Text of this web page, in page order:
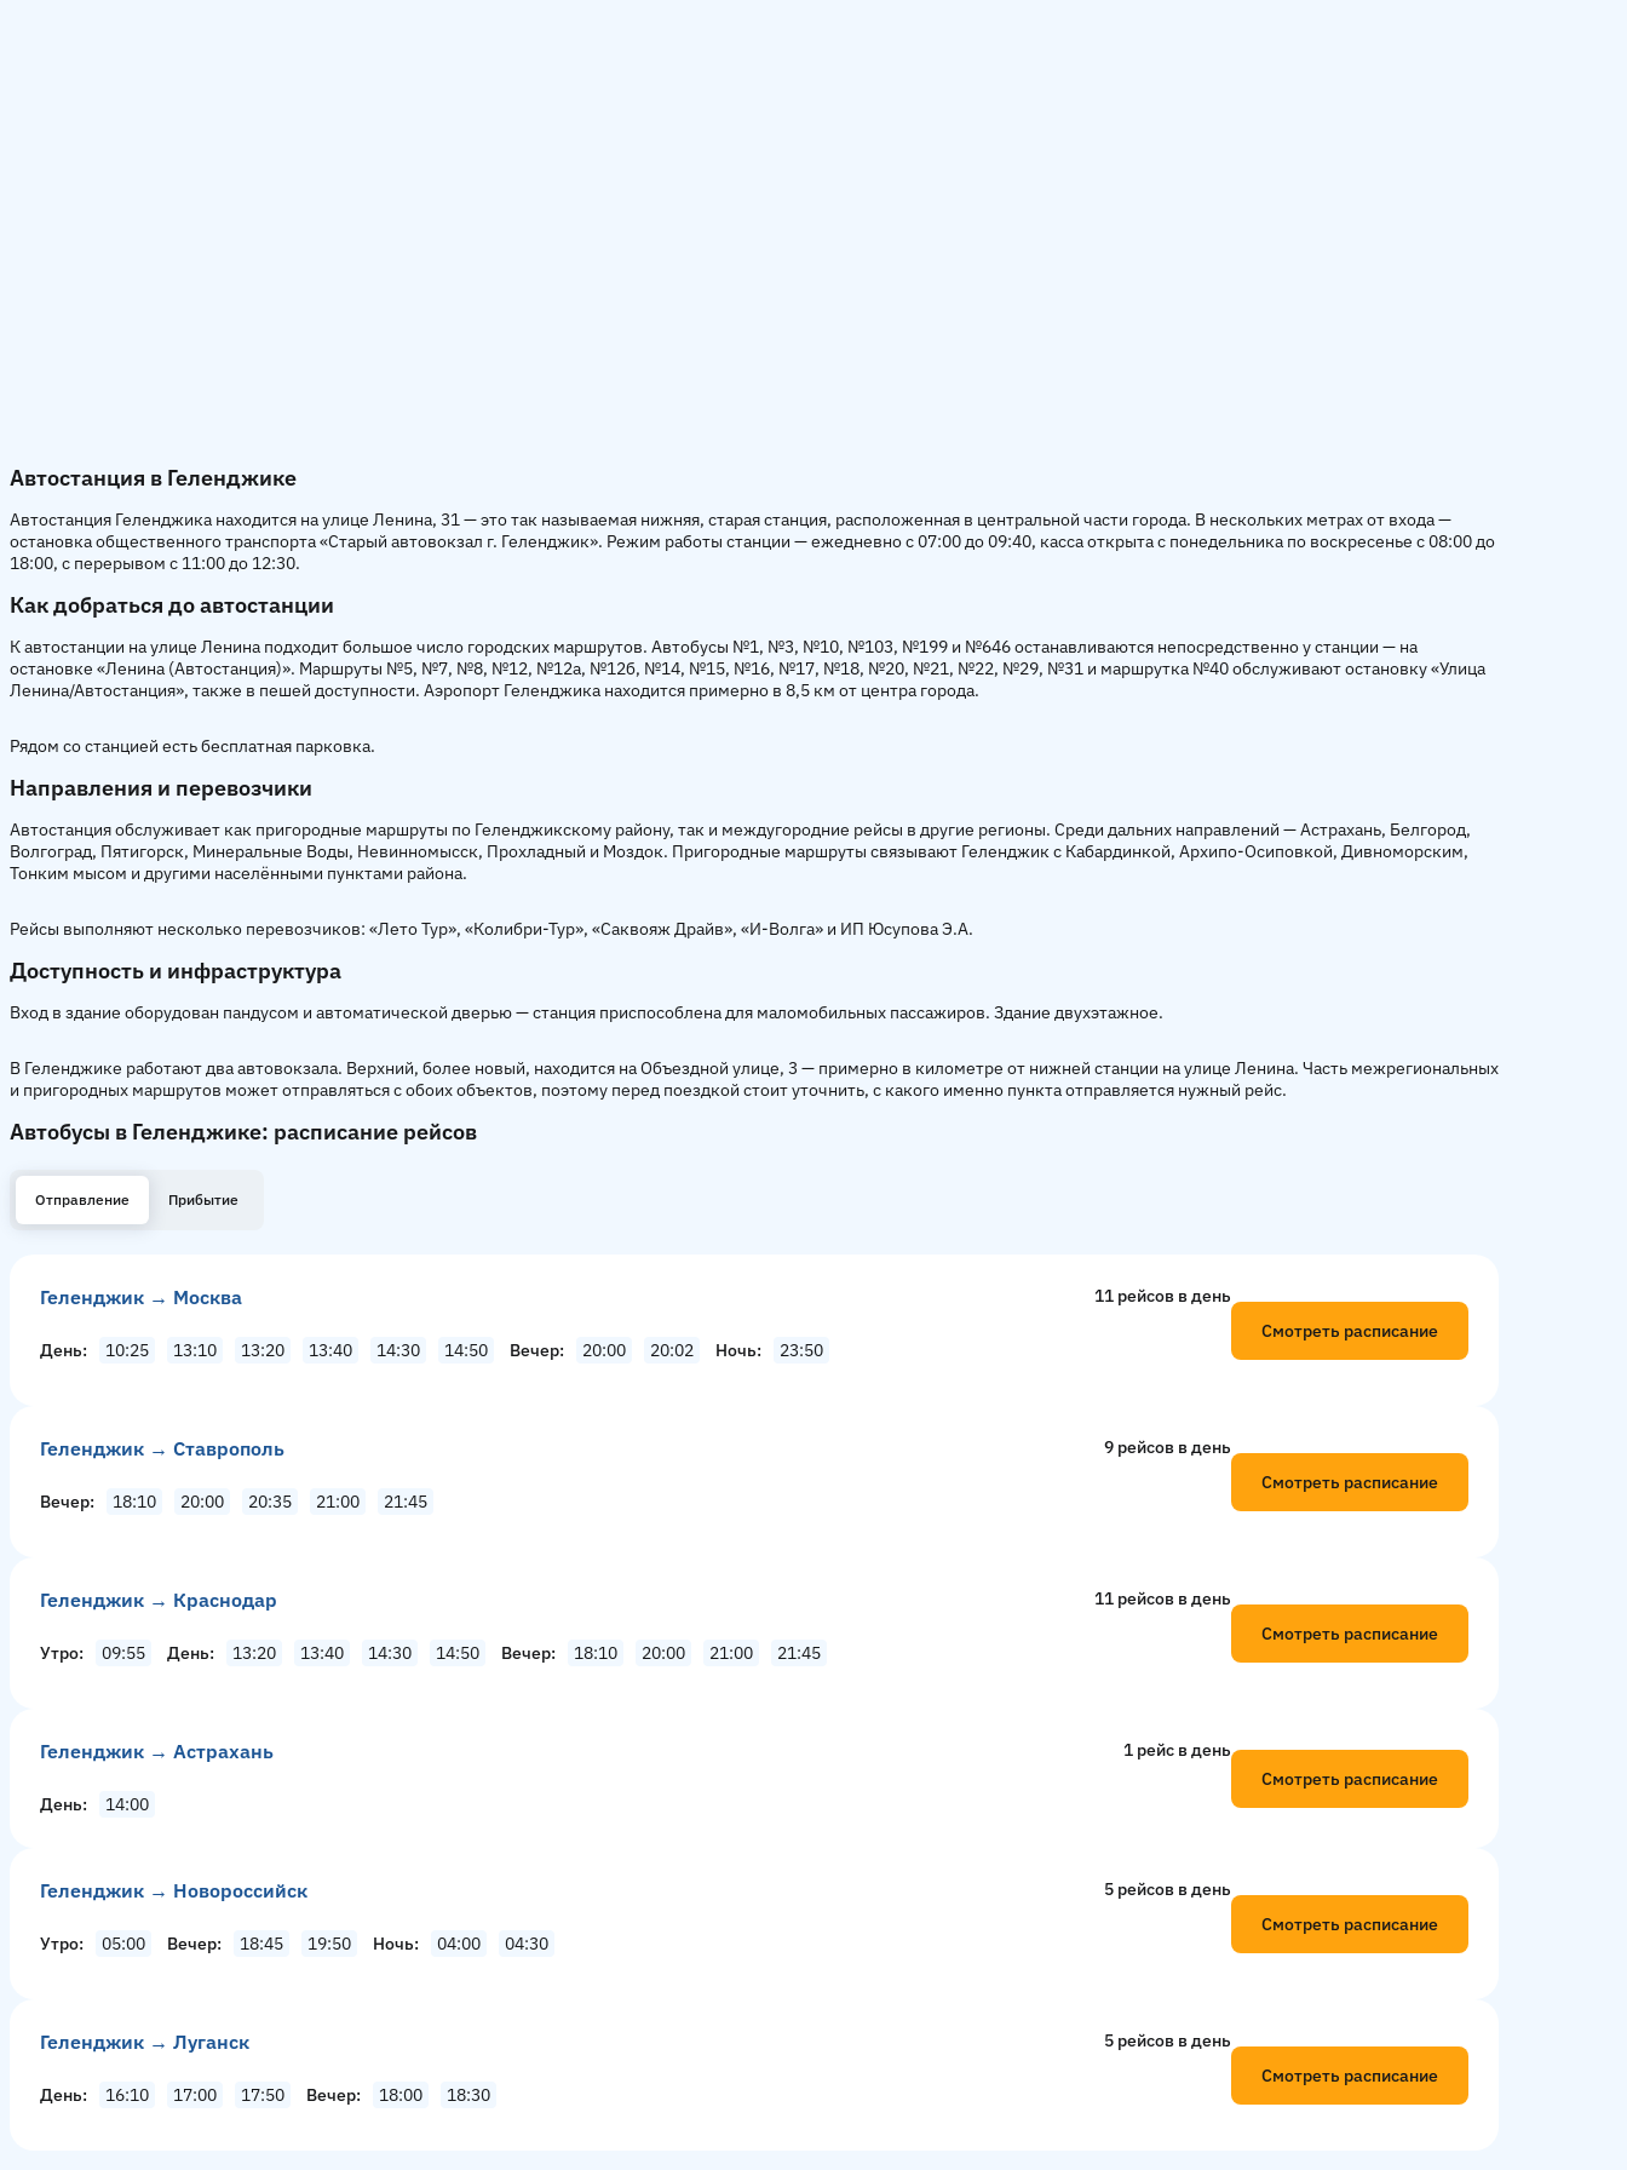
Автостанция в Геленджике
Автостанция Геленджика находится на улице Ленина, 31 — это так называемая нижняя, старая станция, расположенная в центральной части города. В нескольких метрах от входа —
остановка общественного транспорта «Старый автовокзал г. Геленджик». Режим работы станции — ежедневно с 07:00 до 09:40, касса открыта с понедельника по воскресенье с 08:00 до
18:00, с перерывом с 11:00 до 12:30.
Как добраться до автостанции
К автостанции на улице Ленина подходит большое число городских маршрутов. Автобусы №1, №3, №10, №103, №199 и №646 останавливаются непосредственно у станции — на
остановке «Ленина (Автостанция)». Маршруты №5, №7, №8, №12, №12а, №12б, №14, №15, №16, №17, №18, №20, №21, №22, №29, №31 и маршрутка №40 обслуживают остановку «Улица
Ленина/Автостанция», также в пешей доступности. Аэропорт Геленджика находится примерно в 8,5 км от центра города.
Рядом со станцией есть бесплатная парковка.
Направления и перевозчики
Автостанция обслуживает как пригородные маршруты по Геленджикскому району, так и междугородние рейсы в другие регионы. Среди дальних направлений — Астрахань, Белгород,
Волгоград, Пятигорск, Минеральные Воды, Невинномысск, Прохладный и Моздок. Пригородные маршруты связывают Геленджик с Кабардинкой, Архипо-Осиповкой, Дивноморским,
Тонким мысом и другими населёнными пунктами района.
Рейсы выполняют несколько перевозчиков: «Лето Тур», «Колибри-Тур», «Саквояж Драйв», «И-Волга» и ИП Юсупова Э.А.
Доступность и инфраструктура
Вход в здание оборудован пандусом и автоматической дверью — станция приспособлена для маломобильных пассажиров. Здание двухэтажное.
В Геленджике работают два автовокзала. Верхний, более новый, находится на Объездной улице, 3 — примерно в километре от нижней станции на улице Ленина. Часть межрегиональных
и пригородных маршрутов может отправляться с обоих объектов, поэтому перед поездкой стоит уточнить, с какого именно пункта отправляется нужный рейс.
Автобусы в Геленджике: расписание рейсов
Отправление Прибытие
Геленджик → Москва 11 рейсов в день
День 10:25 13:10 13:20 13:40 14:30 14:50 Вечер 20:00 20:02 Ночь 23:50
Смотреть расписание
Геленджик → Ставрополь 9 рейсов в день
Вечер 18:10 20:00 20:35 21:00 21:45
Смотреть расписание
Геленджик → Краснодар 11 рейсов в день
Утро 09:55 День 13:20 13:40 14:30 14:50 Вечер 18:10 20:00 21:00 21:45
Смотреть расписание
Геленджик → Астрахань 1 рейс в день
День 14:00
Смотреть расписание
Геленджик → Новороссийск 5 рейсов в день
Утро 05:00 Вечер 18:45 19:50 Ночь 04:00 04:30
Смотреть расписание
Геленджик → Луганск 5 рейсов в день
День 16:10 17:00 17:50 Вечер 18:00 18:30
Смотреть расписание